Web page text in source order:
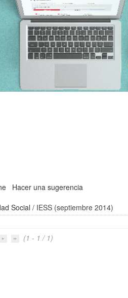
Hacer una sugerencia
Social / IESS (septiembre 2014)
(1 - 1 / 1)